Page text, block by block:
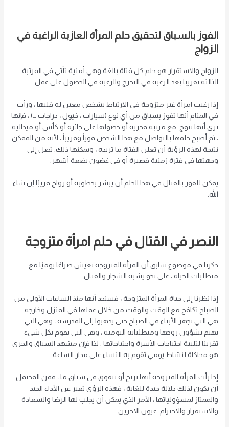
الفوز بالسباق لتحقيق حلم المرأة العازبة الراغبة في
الزواج
الزواج والاستقرار هو حلم كل فتاة بالغة وهي أمنية تأتي في المرتبة
الثالثة تقريبا بعد الرغبة في التخرج والرغبة في الحصول على عمل.
إذا رغبت امرأة غير متزوجة في الارتباط بشخص معين له قلبها ، ورأت
في المنام أنها تفوز بسباق من أي نوع (سيارات ، خيول ، دراجات …) ، فإنها
ترى أنها تتوج. مع مرتبة فخرية أو حصولها على جائزة أو كأس أو ميدالية
، ثم أصبح حلمها بالتواصل مع هذا الشخص قوياً وقريباً ، لأنه من الممكن
نتيجة لهذه الرؤية أن تعلن الفتاة ما تريده ، ويمكنها ذلك. تصل إلى
وجهتها في فترة زمنية قصيرة أو في غضون بضعة أشهر.
يمكن للفوز بالقتال في هذا الحلم أن يبشر بخطوبة أو زواج قريبًا إن شاء
الله.
النصر في القتال في حلم امرأة متزوجة
ذكرنا في موضوع سابق أن المرأة المتزوجة تعيش صراعًا يوميًا مع
متطلبات الحياة ، على نحو يشبه الشجار والقتال.
إذا نظرنا إلى حياة المرأة المتزوجة ، فسنجد أنها منذ الساعات الأولى من
الصباح تكافح مع الوقت والوقت من خلال عملها في المنزل وخارجه.
هي التي تجهز الأبناء في الصباح حتى يذهبوا إلى المدرسة ، وهي التي
تهتم بشؤون زوجها ومتطلباته اليومية ، وهي التي تقوم بكل شيء
تقريبًا لتلبية احتياجات الأسرة واحتياجاتها . لذا فإن مشهد السباق والجري
هو محاكاة لنشاط يومي تقوم به النساء على مدار الساعة …
إذا رأت المرأة المتزوجة أنها تربح أو تتفوق في سباق ما ، فمن المحتمل
أن يكون لذلك دلالة جيدة للغاية ، فهذه الرؤى تعبر عن الأداء الجيد
والممتاز لمسؤولياتها ، الأمر الذي يمكن أن يجلب لها الرضا والسعادة
والاستقرار والاحترام. عيون الاخرين.